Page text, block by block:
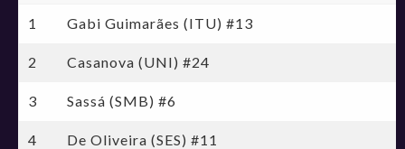
1 Gabi Guimarães (ITU) #13
2 Casanova (UNI) #24
3 Sassá (SMB) #6
4 De Oliveira (SES) #11